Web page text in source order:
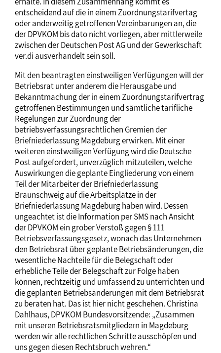
entscheidend auf die in einem Zuordnungstarifvertag
oder anderweitig getroffenen Vereinbarungen an, die
der DPVKOM bis dato nicht vorliegen, aber mittlerweile
zwischen der Deutschen Post AG und der Gewerkschaft
ver.di ausverhandelt sein soll.
Mit den beantragten einstweiligen Verfügungen will der
Betriebsrat unter anderem die Herausgabe und
Bekanntmachung der in einem Zuordnungstarifvertrag
getroffenen Bestimmungen und sämtliche tarifliche
Regelungen zur Zuordnung der
betriebsverfassungsrechtlichen Gremien der
Briefniederlassung Magdeburg erwirken. Mit einer
weiteren einstweiligen Verfügung wird die Deutsche
Post aufgefordert, unverzüglich mitzuteilen, welche
Auswirkungen die geplante Eingliederung von einem
Teil der Mitarbeiter der Briefniederlassung
Braunschweig auf die Arbeitsplätze in der
Briefniederlassung Magdeburg haben wird. Dessen
ungeachtet ist die Information per SMS nach Ansicht
der DPVKOM ein grober Verstoß gegen § 111
Betriebsverfassungsgesetz, wonach das Unternehmen
den Betriebsrat über geplante Betriebsänderungen, die
wesentliche Nachteile für die Belegschaft oder
erhebliche Teile der Belegschaft zur Folge haben
können, rechtzeitig und umfassend zu unterrichten und
die geplanten Betriebsänderungen mit dem Betriebsrat
zu beraten hat. Das ist hier nicht geschehen. Christina
Dahlhaus, DPVKOM Bundesvorsitzende: „Zusammen
mit unseren Betriebsratsmitgliedern in Magdeburg
werden wir alle rechtlichen Schritte ausschöpfen und
uns gegen diesen Rechtsbruch wehren.“